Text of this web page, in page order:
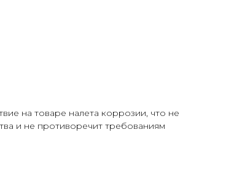
на товаре налета коррозии, что не
и не противоречит требованиям